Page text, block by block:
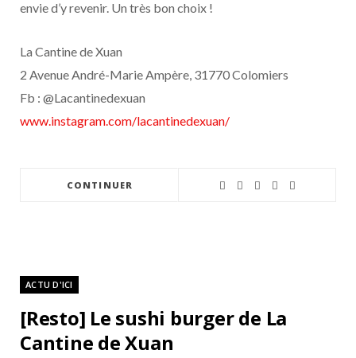
envie d’y revenir. Un très bon choix !
La Cantine de Xuan
2 Avenue André-Marie Ampère, 31770 Colomiers
Fb : @Lacantinedexuan
www.instagram.com/lacantinedexuan/
CONTINUER
ACTU D'ICI
[Resto] Le sushi burger de La
Cantine de Xuan